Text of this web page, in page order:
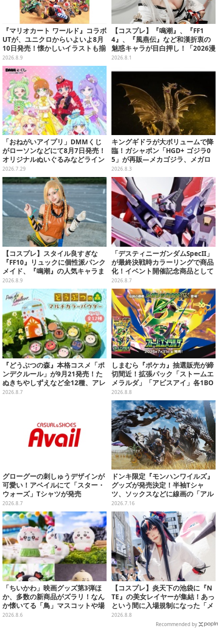
『マリオカート ワールド』コラボ
UTが、ユニクロからいよいよ8月
10日発売！懐かしいイラストも揃
えた全12種類
2026.8.9
【コスプレ】『鳴潮』、『FF1
4』、『風燕伝』など和漢折衷の
魅惑キャラが目白押し！「2026漫
画博覧会」美麗レイヤー13選【写
2026.8.1
「おねがいアイプリ」DMMくじ
がローソンなどにて8月7日発売！
オリジナルぬいぐるみなどライン
ナップ、各等賞にスペシャルアイ
プリカードが付属
2026.7.29
キングギドラが大ボリュームで降
臨！ガシャポン「HGD+ ゴジラ0
5」が再販―メカゴジラ、メガロ
なども揃った全4種
2026.8.3
【コスプレ】スタイル良すぎな
『FF10』リュックに個性派パンク
メイド、『鳴潮』の人気キャラま
で「ワンフェス」美女レイヤー6
選【写真28枚】
2026.8.9
「デスティニーガンダムSpecII」
が最終決戦時カラーリングで商品
化！イベント開催記念商品として
METAL ROBOT魂に新登場
2026.8.7
『どうぶつの森』本格コスメ「ポ
ンデクルール」が9月21発売！た
ぬきちやしずえなど全12種、アレ
ンジできるリアクションシールも
2026.8.7
しまむら『ポケカ』抽選販売が締
切間近！拡張パック「ストームエ
メラルダ」「アビスアイ」各1BO
Xをラインナップ
2026.8.8
グローグーの刺しゅうデザインが
可愛い！アベイルにて「スター・
ウォーズ」Tシャツが発売
2026.8.7
ドンキ限定『モンハンワイルズ』
グッズが発売決定！半袖Tシャ
ツ、ソックスなどに線画の「アル
シュベルド」「リオレウス」ら11
体をデザイン
2026.7.16
「ちいかわ」映画グッズ第3弾ほ
か、多数の新商品がズラリ！なん
か懐いてる「鳥」マスコットや場
面写アイテムなど必見のラインナ
2026.8.6
【コスプレ】炎天下の池袋に『N
TE』の美女レイヤーが集結！あっ
という間に入場規制になった「メ
ェメェ村の大冒険」をレポート
2026.8.8
Recommended by